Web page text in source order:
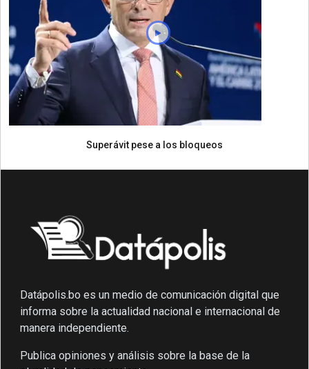
Superávit pese a los bloqueos
Datápolis.bo es un medio de comunicación digital que
informa sobre la actualidad nacional e internacional de
manera independiente.
Publica opiniones y análisis sobre la base de la